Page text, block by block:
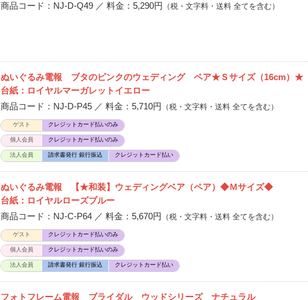
商品コード：NJ-D-Q49 ／ 料金：5,290円
（税・文字料・送料 全てを含む）
ぬいぐるみ電報 ブタのピンクのウェディング ペア★Ｓサイズ（16cm）★
台紙：ロイヤルマーガレットイエロー
商品コード：NJ-D-P45 ／ 料金：5,710円
（税・文字料・送料 全てを含む）
ゲスト クレジットカード払いのみ
個人会員 クレジットカード払いのみ
法人会員 請求書発行 銀行振込 クレジットカード払い
ぬいぐるみ電報 【★和装】ウェディングベア（ペア）◆Ｍサイズ◆
台紙：ロイヤルローズブルー
商品コード：NJ-C-P64 ／ 料金：5,670円
（税・文字料・送料 全てを含む）
ゲスト クレジットカード払いのみ
個人会員 クレジットカード払いのみ
法人会員 請求書発行 銀行振込 クレジットカード払い
フォトフレーム電報 ブライダル ウッドシリーズ ナチュラル